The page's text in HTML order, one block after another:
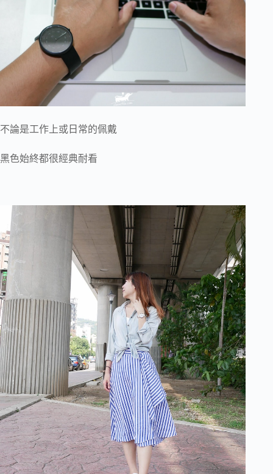
不論是工作上或日常的佩戴
黑色始終都很經典耐看